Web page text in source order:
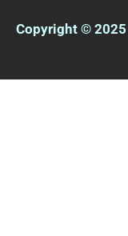
Copyright © 2025